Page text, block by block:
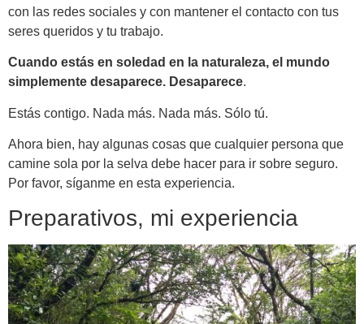
con las redes sociales y con mantener el contacto con tus
seres queridos y tu trabajo.
Cuando estás en soledad en la naturaleza, el mundo
simplemente desaparece. Desaparece.
Estás contigo. Nada más. Nada más. Sólo tú.
Ahora bien, hay algunas cosas que cualquier persona que
camine sola por la selva debe hacer para ir sobre seguro.
Por favor, síganme en esta experiencia.
Preparativos, mi experiencia